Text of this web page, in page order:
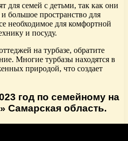
для семей с детьми, так как они
большое пространство для
необходимое для комфортной
и посуду.
на турбазе, обратите
Многие турбазы находятся в
природой, что создает
год по семейному на
Самарская область.